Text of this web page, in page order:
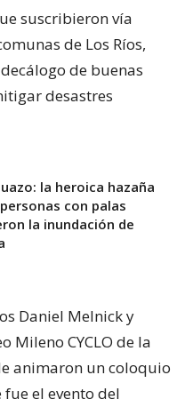
suscribieron vía
de Los Ríos,
de buenas
desastres
la heroica hazaña
con palas
la inundación de
Daniel Melnick y
Mileno CYCLO de la
animaron un coloquio
el evento del